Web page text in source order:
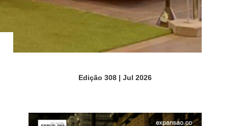
Edição 308 | Jul 2026